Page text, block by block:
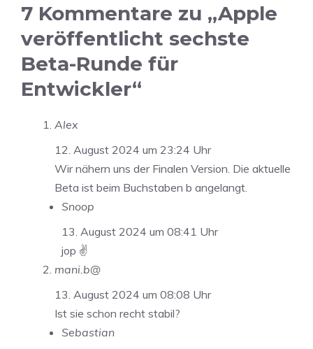
7 Kommentare zu „Apple
veröffentlicht sechste
Beta-Runde für
Entwickler“
Alex
12. August 2024 um 23:24 Uhr
Wir nähern uns der Finalen Version. Die aktuelle
Beta ist beim Buchstaben b angelangt.
Snoop
13. August 2024 um 08:41 Uhr
jop ✌️
mani.b@
13. August 2024 um 08:08 Uhr
Ist sie schon recht stabil?
Sebastian